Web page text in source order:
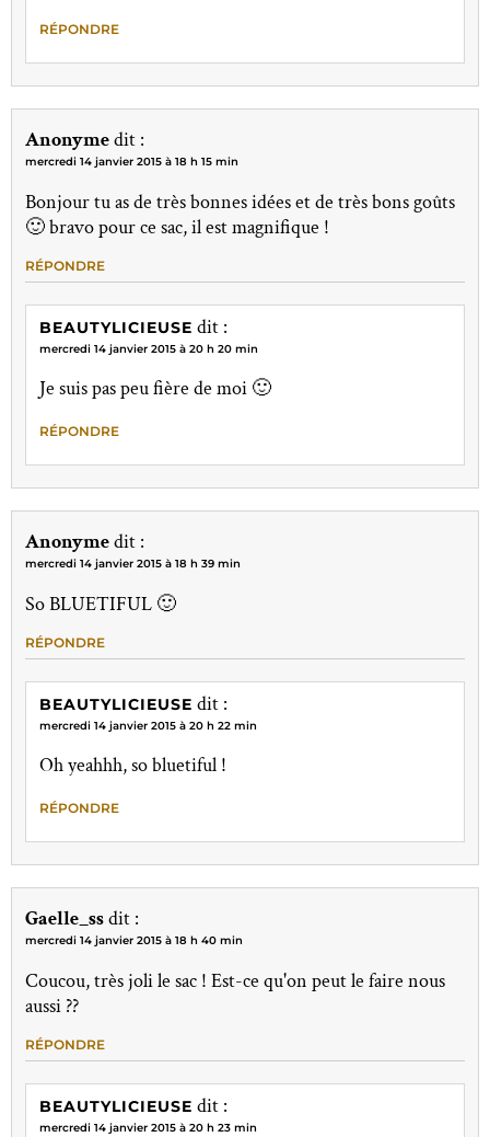
RÉPONDRE
Anonymedit :
mercredi 14 janvier 2015 à 18 h 15 min
Bonjour tu as de très bonnes idées et de très bons goûts
🙂 bravo pour ce sac, il est magnifique !
RÉPONDRE
BEAUTYLICIEUSE dit :
mercredi 14 janvier 2015 à 20 h 20 min
Je suis pas peu fière de moi 🙂
RÉPONDRE
Anonymedit :
mercredi 14 janvier 2015 à 18 h 39 min
So BLUETIFUL 🙂
RÉPONDRE
BEAUTYLICIEUSE dit :
mercredi 14 janvier 2015 à 20 h 22 min
Oh yeahhh, so bluetiful !
RÉPONDRE
Gaelle_ssdit :
mercredi 14 janvier 2015 à 18 h 40 min
Coucou, très joli le sac ! Est-ce qu'on peut le faire nous
aussi ??
RÉPONDRE
BEAUTYLICIEUSE dit :
mercredi 14 janvier 2015 à 20 h 23 min